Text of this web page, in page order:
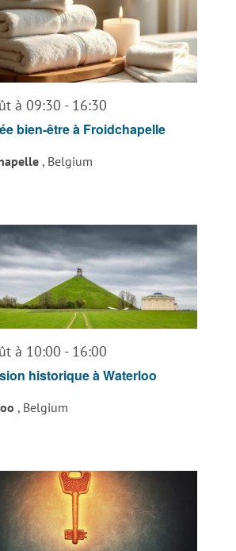
à 09:30 - 16:30
bien-être à Froidchapelle
, Belgium
à 10:00 - 16:00
historique à Waterloo
, Belgium